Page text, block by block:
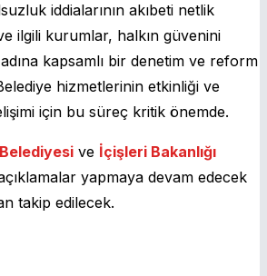
iddialarının akıbeti netlik
ilgili kurumlar, halkın güvenini
kapsamlı bir denetim ve reform
hizmetlerinin etkinliği ve
için bu süreç kritik önemde.
ve İçişleri Bakanlığı
yapmaya devam edecek
takip edilecek.